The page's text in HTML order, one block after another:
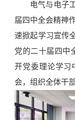
电气与电子
届四中全会精神
速掀起学习宣传
党的二十届四中
开党委理论学习
会，组织全体干